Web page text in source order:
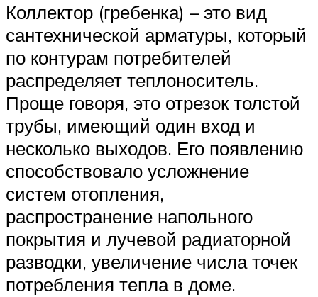
Коллектор (гребенка) – это вид
сантехнической арматуры, который
по контурам потребителей
распределяет теплоноситель.
Проще говоря, это отрезок толстой
трубы, имеющий один вход и
несколько выходов. Его появлению
способствовало усложнение
систем отопления,
распространение напольного
покрытия и лучевой радиаторной
разводки, увеличение числа точек
потребления тепла в доме.